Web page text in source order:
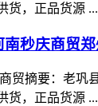
货，正品货源 ...
秒庆商贸郑
贸摘要：老
货，正品货源 ...